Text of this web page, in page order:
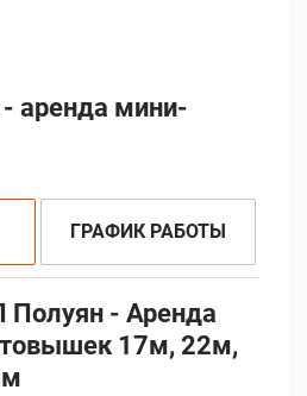
аренда мини-
ГРАФИК РАБОТЫ
Полуян - Аренда
17м, 22м,